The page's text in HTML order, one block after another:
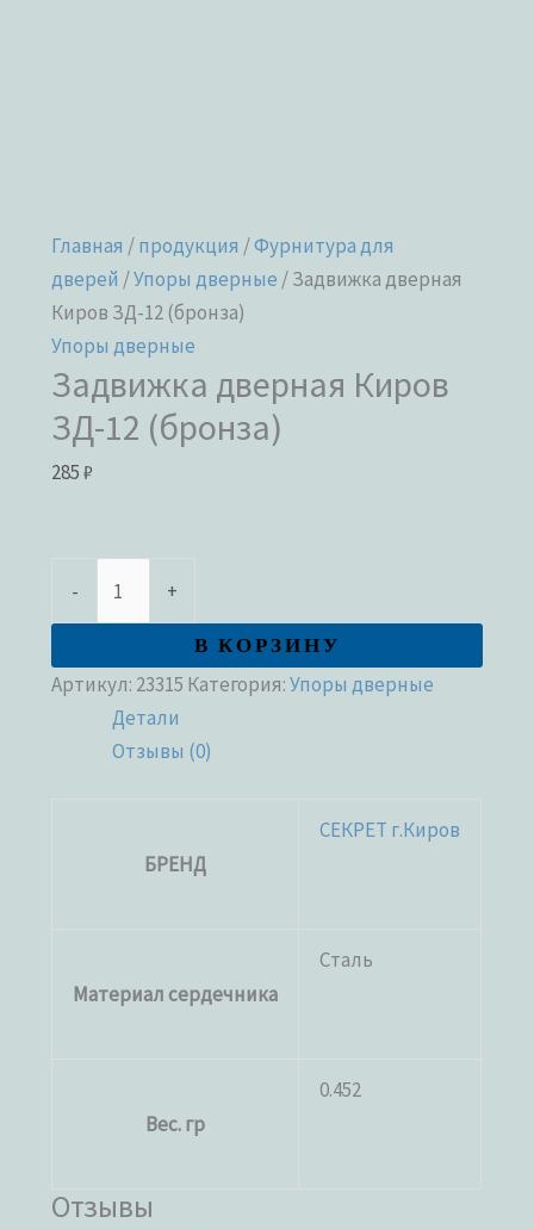
Главная /продукция /Фурнитура для
дверей /Упоры дверные / Задвижка дверная
Киров ЗД-12 (бронза)
Упоры дверные
Задвижка дверная Киров
ЗД-12 (бронза)
285₽
- +
В КОРЗИНУ
Артикул: 23315 Категория:Упоры дверные
Детали
Отзывы (0)
БРЕНД
СЕКРЕТ г.Киров
Материал сердечника
Сталь
Вес. гр
0.452
Отзывы